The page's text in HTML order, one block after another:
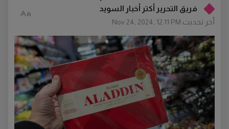
فريق التحرير أكتر أخبار السويد
أخر تحديث Nov 24, 2024, 12:11 PM